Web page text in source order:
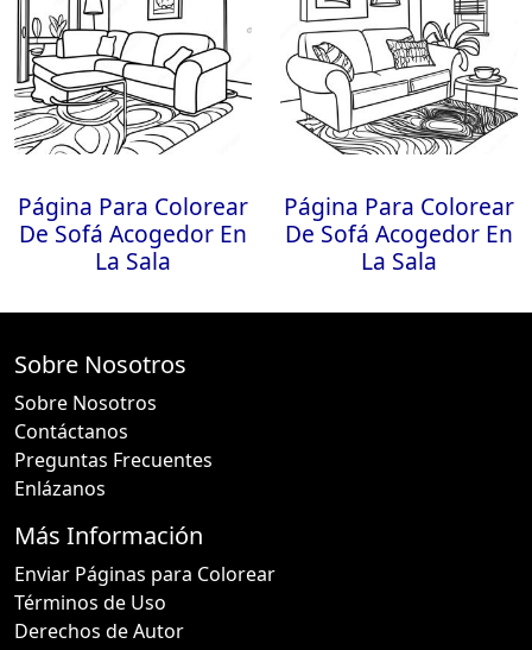
Página Para Colorear
De Sofá Acogedor En
La Sala
Página Para Colorear
De Sofá Acogedor En
La Sala
Sobre Nosotros
Sobre Nosotros
Contáctanos
Preguntas Frecuentes
Enlázanos
Más Información
Enviar Páginas para Colorear
Términos de Uso
Derechos de Autor